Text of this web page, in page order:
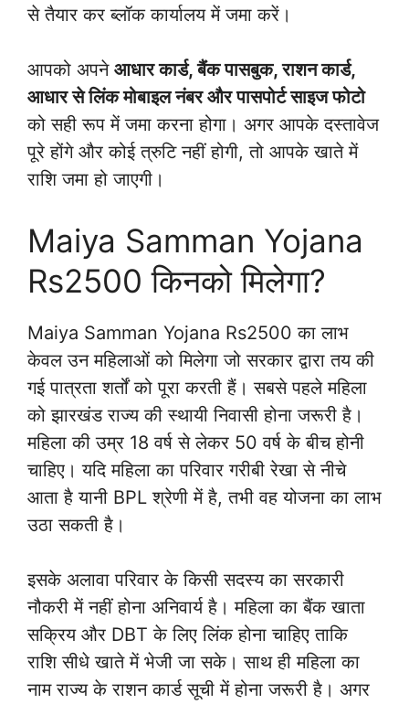
से तैयार कर ब्लॉक कार्यालय में जमा करें।
आपको अपने आधार कार्ड, बैंक पासबुक, राशन कार्ड,
आधार से लिंक मोबाइल नंबर और पासपोर्ट साइज फोटो
को सही रूप में जमा करना होगा। अगर आपके दस्तावेज
पूरे होंगे और कोई त्रुटि नहीं होगी, तो आपके खाते में
राशि जमा हो जाएगी।
Maiya Samman Yojana
Rs2500 किनको मिलेगा?
Maiya Samman Yojana Rs2500 का लाभ
केवल उन महिलाओं को मिलेगा जो सरकार द्वारा तय की
गई पात्रता शर्तों को पूरा करती हैं। सबसे पहले महिला
को झारखंड राज्य की स्थायी निवासी होना जरूरी है।
महिला की उम्र 18 वर्ष से लेकर 50 वर्ष के बीच होनी
चाहिए। यदि महिला का परिवार गरीबी रेखा से नीचे
आता है यानी BPL श्रेणी में है, तभी वह योजना का लाभ
उठा सकती है।
इसके अलावा परिवार के किसी सदस्य का सरकारी
नौकरी में नहीं होना अनिवार्य है। महिला का बैंक खाता
सक्रिय और DBT के लिए लिंक होना चाहिए ताकि
राशि सीधे खाते में भेजी जा सके। साथ ही महिला का
नाम राज्य के राशन कार्ड सूची में होना जरूरी है। अगर